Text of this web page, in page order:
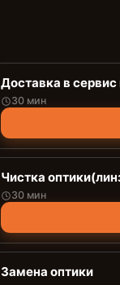
Доставка в сервис
30 мин
Чистка
30 мин
Замена оптики